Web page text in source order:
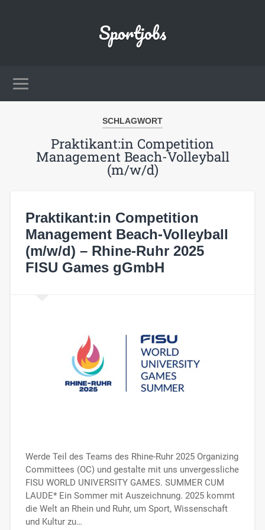
Sportjobs
SCHLAGWORT
Praktikant:in Competition
Management Beach-Volleyball
(m/w/d)
Praktikant:in Competition
Management Beach-Volleyball
(m/w/d) – Rhine-Ruhr 2025
FISU Games gGmbH
Werde Teil des Teams des Rhine-Ruhr 2025 Organizing
Committees (OC) und gestalte mit uns unvergessliche
FISU WORLD UNIVERSITY GAMES. SUMMER CUM
LAUDE* Ein Sommer mit Auszeichnung. 2025 kommt
die Welt an Rhein und Ruhr, um Sport, Wissenschaft
und Kultur zu…